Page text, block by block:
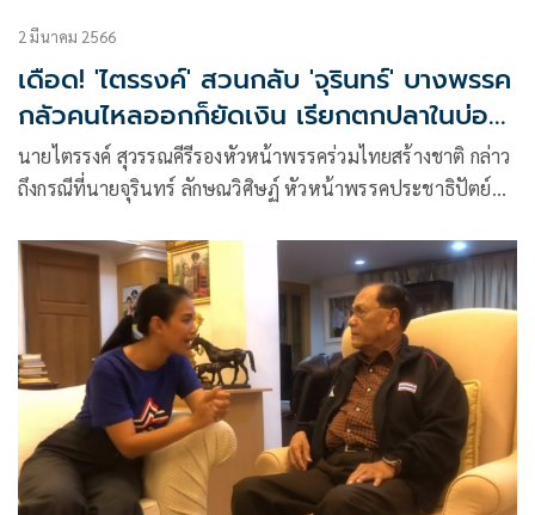
2 มีนาคม 2566
เดือด! 'ไตรรงค์' สวนกลับ 'จุรินทร์' บางพรรค
กลัวคนไหลออกก็ยัดเงิน เรียกตกปลาในบ่อ
ตัวเอง
นายไตรรงค์ สุวรรณคีรีรองหัวหน้าพรรคร่วมไทยสร้างชาติ กล่าว
ถึงกรณีที่นายจุรินทร์ ลักษณวิศิษฏ์ หัวหน้าพรรคประชาธิปัตย์
ที่นายจุรินทร์ พูดถึงคงชั่วจังเลย